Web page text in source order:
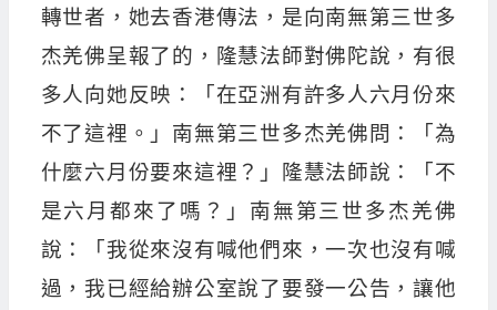
轉世者，她去香港傳法，是向南無第三世多
杰羌佛呈報了的，隆慧法師對佛陀說，有很
多人向她反映：「在亞洲有許多人六月份來
不了這裡。」南無第三世多杰羌佛問：「為
什麼六月份要來這裡？」隆慧法師說：「不
是六月都來了嗎？」南無第三世多杰羌佛
說：「我從來沒有喊他們來，一次也沒有喊
過，我已經給辦公室說了要發一公告，讓他